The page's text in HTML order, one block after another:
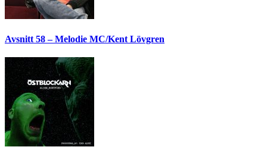
Avsnitt 58 – Melodie MC/Kent Lövgren